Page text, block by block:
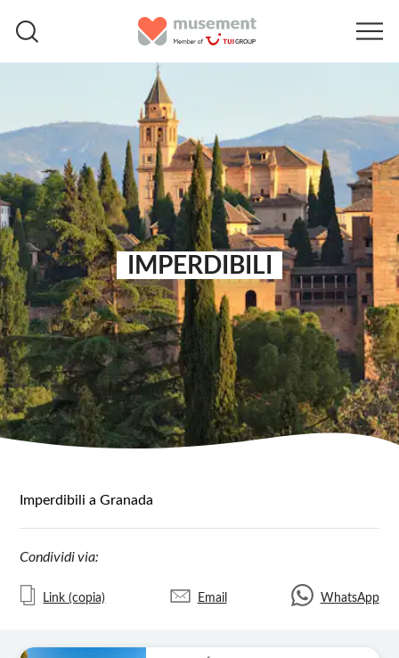
IMPERDIBILI
Imperdibili a Granada
Condividi via:
Link (copia) Email WhatsApp